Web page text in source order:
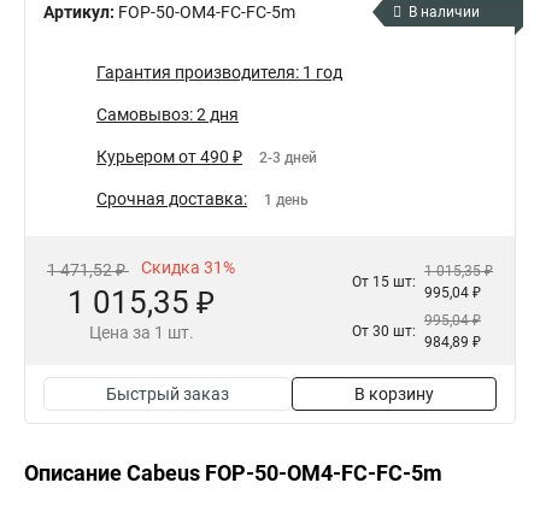
Артикул: FOP-50-OM4-FC-FC-5m В наличии
Гарантия производителя: 1 год
Самовывоз: 2 дня
Курьером от 490 ₽ 2-3 дней
Срочная доставка: 1 день
1 471,52 ₽ Скидка 31%
1 015,35 ₽
Цена за 1 шт.
От 15 шт:
1 015,35 ₽
995,04 ₽
От 30 шт:
995,04 ₽
984,89 ₽
Быстрый заказ В корзину
Описание Cabeus FOP-50-OM4-FC-FC-5m